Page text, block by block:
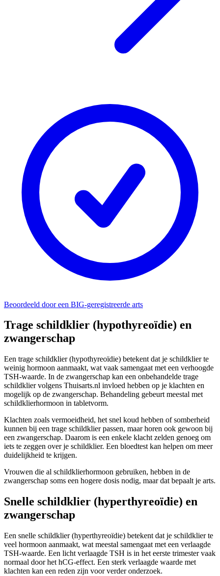
Beoordeeld door een BIG-geregistreerde arts
Trage schildklier (hypothyreoïdie) en
zwangerschap
Een trage schildklier (hypothyreoïdie) betekent dat je schildklier te
weinig hormoon aanmaakt, wat vaak samengaat met een verhoogde
TSH-waarde. In de zwangerschap kan een onbehandelde trage
schildklier volgens Thuisarts.nl invloed hebben op je klachten en
mogelijk op de zwangerschap. Behandeling gebeurt meestal met
schildklierhormoon in tabletvorm.
Klachten zoals vermoeidheid, het snel koud hebben of somberheid
kunnen bij een trage schildklier passen, maar horen ook gewoon bij
een zwangerschap. Daarom is een enkele klacht zelden genoeg om
iets te zeggen over je schildklier. Een bloedtest kan helpen om meer
duidelijkheid te krijgen.
Vrouwen die al schildklierhormoon gebruiken, hebben in de
zwangerschap soms een hogere dosis nodig, maar dat bepaalt je arts.
Snelle schildklier (hyperthyreoïdie) en
zwangerschap
Een snelle schildklier (hyperthyreoïdie) betekent dat je schildklier te
veel hormoon aanmaakt, wat meestal samengaat met een verlaagde
TSH-waarde. Een licht verlaagde TSH is in het eerste trimester vaak
normaal door het hCG-effect. Een sterk verlaagde waarde met
klachten kan een reden zijn voor verder onderzoek.